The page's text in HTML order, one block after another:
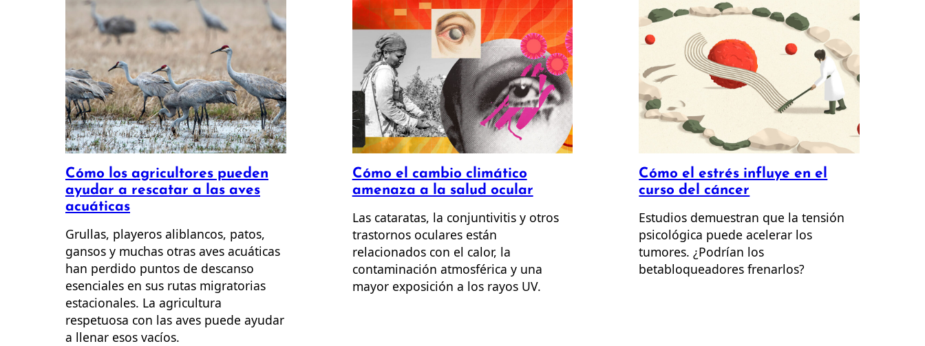
Cómo los agricultores pueden
ayudar a rescatar a las aves
acuáticas
Grullas, playeros aliblancos, patos,
gansos y muchas otras aves acuáticas
han perdido puntos de descanso
esenciales en sus rutas migratorias
estacionales. La agricultura
respetuosa con las aves puede ayudar
a llenar esos vacíos.
Cómo el cambio climático
amenaza a la salud ocular
Las cataratas, la conjuntivitis y otros
trastornos oculares están
relacionados con el calor, la
contaminación atmosférica y una
mayor exposición a los rayos UV.
Cómo el estrés influye en el
curso del cáncer
Estudios demuestran que la tensión
psicológica puede acelerar los
tumores. ¿Podrían los
betabloqueadores frenarlos?